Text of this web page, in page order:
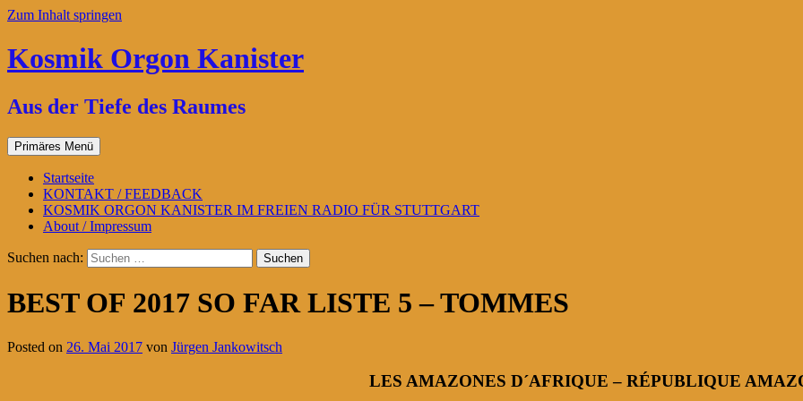
Zum Inhalt springen
Kosmik Orgon Kanister
Aus der Tiefe des Raumes
Primäres Menü
Startseite
KONTAKT / FEEDBACK
KOSMIK ORGON KANISTER IM FREIEN RADIO FÜR STUTTGART
About / Impressum
Suchen nach:
BEST OF 2017 SO FAR LISTE 5 – TOMMES
Posted on 26. Mai 2017 von Jürgen Jankowitsch
LES AMAZONES D´AFRIQUE – RÉPUBLIQUE